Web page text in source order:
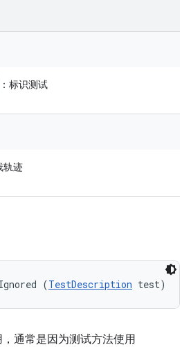
：标识测试
轨迹
(TestDescription test)
通常是因为测试方法使用